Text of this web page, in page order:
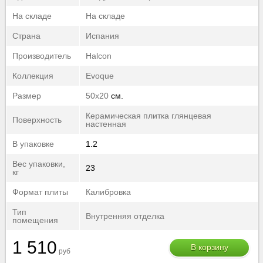
60-70
90-100
100-110
120-130
На складе На складе
Страна Испания
Производитель Halcon
Коллекция Evoque
Размер 50x20 см.
Поверхность
Керамическая плитка глянцевая
настенная
В упаковке 1.2
Вес упаковки,
кг
23
Формат плиты Калибровка
Тип
помещения
Внутренняя отделка
1 510 руб В корзину